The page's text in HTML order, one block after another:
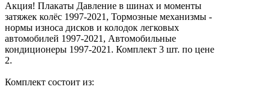
Акция! Плакаты Давление в шинах и моменты
затяжек колёс 1997-2021, Тормозные механизмы -
нормы износа дисков и колодок легковых
автомобилей 1997-2021, Автомобильные
кондиционеры 1997-2021. Комплект 3 шт. по цене
2.
Комплект состоит из: